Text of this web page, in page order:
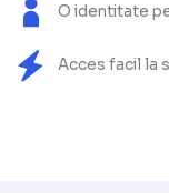
O identitate
Acces facil la